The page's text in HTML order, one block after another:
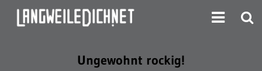
Ungewohnt rockig!